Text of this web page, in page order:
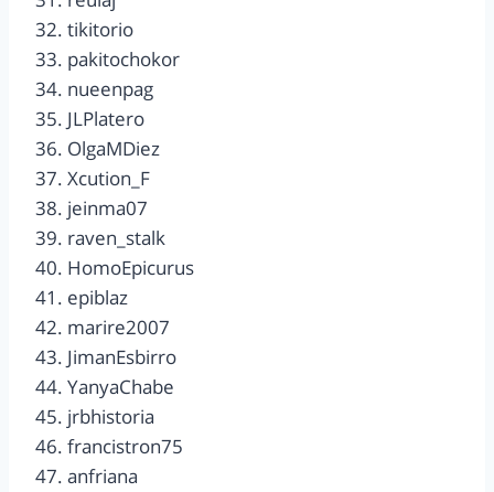
32. tikitorio
33. pakitochokor
34. nueenpag
35. JLPlatero
36. OlgaMDiez
37. Xcution_F
38. jeinma07
39. raven_stalk
40. HomoEpicurus
41. epiblaz
42. marire2007
43. JimanEsbirro
44. YanyaChabe
45. jrbhistoria
46. francistron75
47. anfriana